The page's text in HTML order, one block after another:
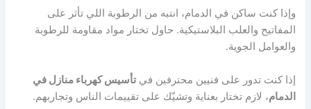
وإذا كنت ساكن في الدمام، انتبه من الرطوبة اللي تأثر على
المفاتيح والعلب البلاستيكية. حاول تختار مواد مقاومة للرطوبة
والعوامل الجوية.
إذا كنت تدور على فنيين محترفين فيتأسيس كهرباء منازل في
الدمام، لازم تختار بعناية وتشيّك على تقييمات الناس وتجاربهم.